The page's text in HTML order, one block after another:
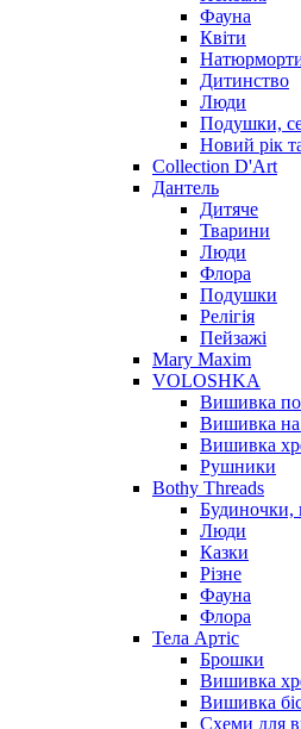
Фауна
Квіти
Дитинство
Люди
Подушки,
Новий рік
Collection D'Art
Дантель
Дитяче
Тварини
Люди
Флора
Подушки
Релігія
Пейзажі
Mary Maxim
VOLOSHKA
Вишивка по
Вишивка на
Вишивка
Рушники
Bothy Threads
Будиночки,
Люди
Казки
Різне
Фауна
Флора
Тела Артіс
Брошки
Вишивка
Вишивка
Схеми для